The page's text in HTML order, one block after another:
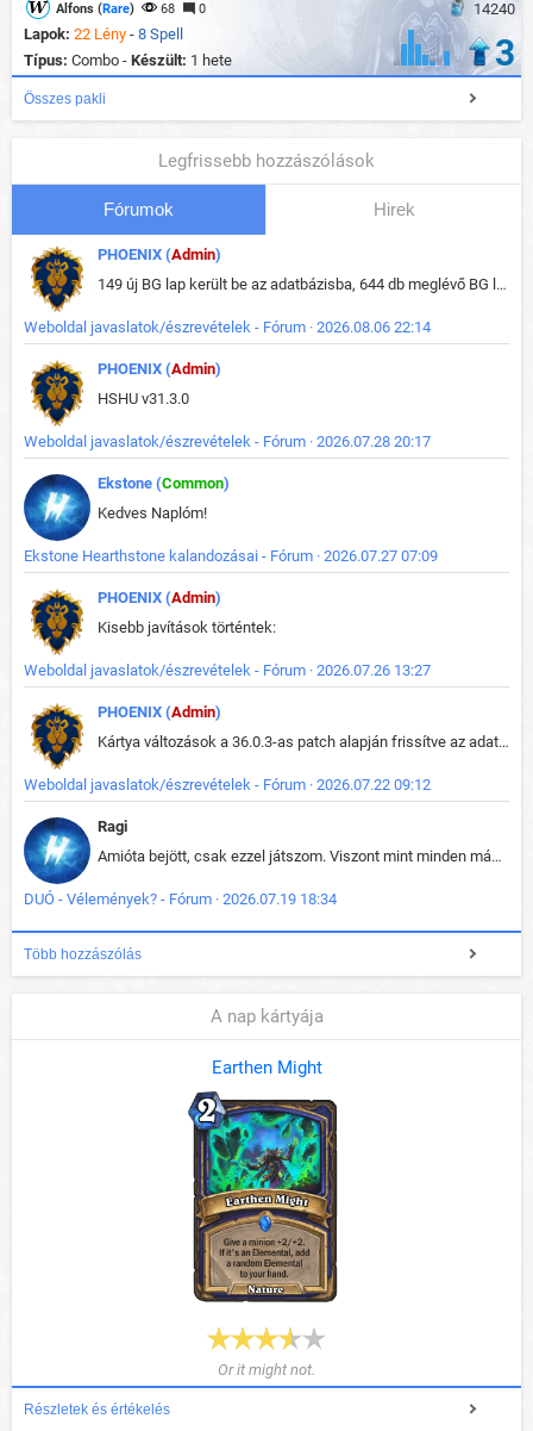
14240
Alfons (Rare) 68 0
Lapok: 22 Lény - 8 Spell
Típus: Combo - Készült: 1 hete 3
Összes pakli
Legfrissebb hozzászólások
Fórumok Hirek
PHOENIX (Admin)
149 új BG lap került be az adatbázisba, 644 db meglévő BG lap módosult, bekerültek az új képek a megváltozott lapokhoz is.
Weboldal javaslatok/észrevételek - Fórum · 2026.08.06 22:14
PHOENIX (Admin)
HSHU v31.3.0
Weboldal javaslatok/észrevételek - Fórum · 2026.07.28 20:17
Ekstone (Common)
Kedves Naplóm!
Ekstone Hearthstone kalandozásai - Fórum · 2026.07.27 07:09
PHOENIX (Admin)
Kisebb javítások történtek:
Weboldal javaslatok/észrevételek - Fórum · 2026.07.26 13:27
PHOENIX (Admin)
Kártya változások a 36.0.3-as patch alapján frissítve az adatbázisban (képek is cserélve).
Weboldal javaslatok/észrevételek - Fórum · 2026.07.22 09:12
Ragi
Amióta bejött, csak ezzel játszom. Viszont mint minden más - akár az alapjáték is, ez is baromira összetett lett. Néha már pár kör után is esélytelen az egész. Vagy irreállisan túltápol valaki, vagy lelép a partner, vagy csak hülye mint a segg. És amikor eljönne az én időm, na akkor jön el mindenki másé is. Engem jobban érdekelne, hogy ki milyen ratingen szokott játszani. Na ez lenne egy érdekes adat.
DUÓ - Vélemények? - Fórum · 2026.07.19 18:34
Több hozzászólás
A nap kártyája
Earthen Might
Or it might not.
Részletek és értékelés